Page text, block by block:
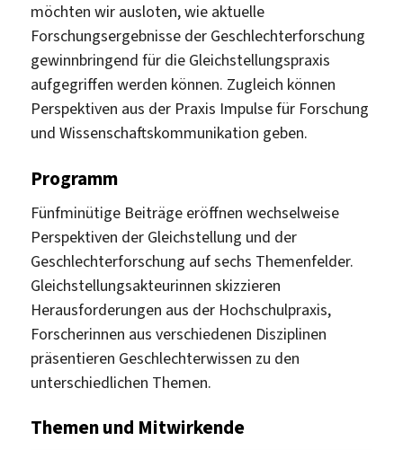
möchten wir ausloten, wie aktuelle
Forschungsergebnisse der Geschlechterforschung
gewinnbringend für die Gleichstellungspraxis
aufgegriffen werden können. Zugleich können
Perspektiven aus der Praxis Impulse für Forschung
und Wissenschaftskommunikation geben.
Programm
Fünfminütige Beiträge eröffnen wechselweise
Perspektiven der Gleichstellung und der
Geschlechterforschung auf sechs Themenfelder.
Gleichstellungsakteurinnen skizzieren
Herausforderungen aus der Hochschulpraxis,
Forscherinnen aus verschiedenen Disziplinen
präsentieren Geschlechterwissen zu den
unterschiedlichen Themen.
Themen und Mitwirkende